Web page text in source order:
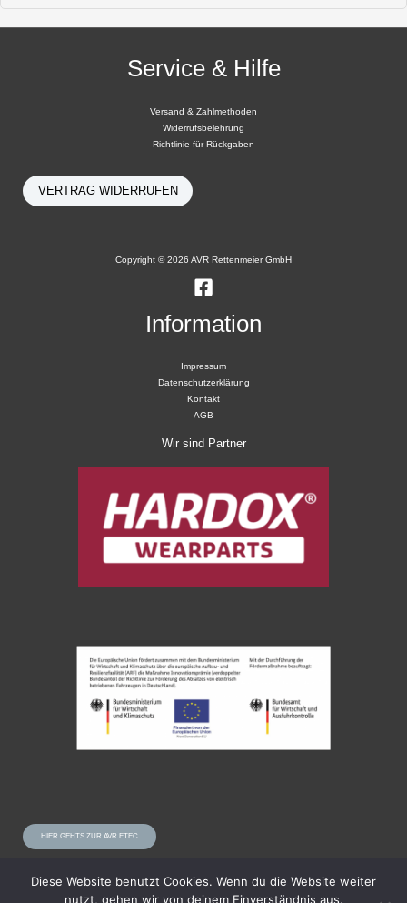
Service & Hilfe
Versand & Zahlmethoden
Widerrufsbelehrung
Richtlinie für Rückgaben
VERTRAG WIDERRUFEN
Copyright © 2026 AVR Rettenmeier GmbH
Information
Impressum
Datenschutzerklärung
Kontakt
AGB
Wir sind Partner
HIER GEHTS ZUR AVR ETEC
Diese Website benutzt Cookies. Wenn du die Website weiter
nutzt, gehen wir von deinem Einverständnis aus.